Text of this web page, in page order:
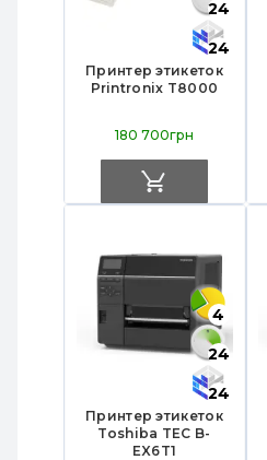
24
24
Принтер этикеток
Printronix T8000
180 700грн
4
24
24
Принтер этикеток
Toshiba TEC B-
EX6T1